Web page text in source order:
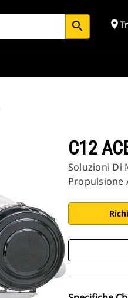
search place
C12
Soluzioni Di
Propulsione